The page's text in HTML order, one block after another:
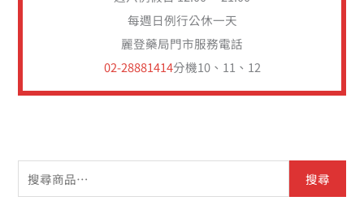
每週日例行公休一天
麗登藥局門市服務電話
02-28881414分機10、11、12
搜尋